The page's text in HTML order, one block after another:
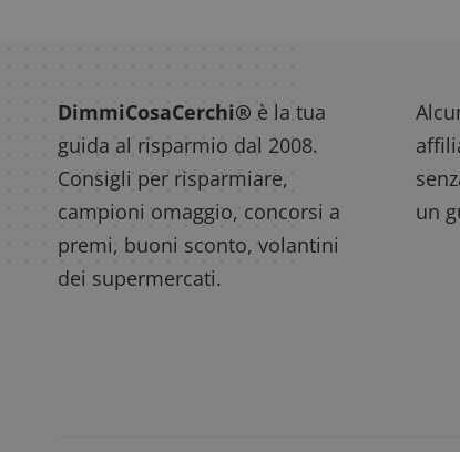
DimmiCosaCerchi® è la tua
guida al risparmio dal 2008.
Consigli per risparmiare,
campioni omaggio, concorsi a
premi, buoni sconto, volantini
dei supermercati.
un